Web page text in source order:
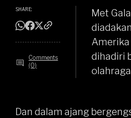
SHARE:
Comments
(0)
Met
Amerika
dihadiri
Dan dalam ajang